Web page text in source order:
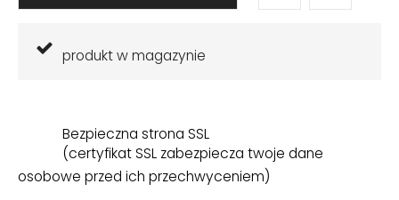
produkt w magazynie
Bezpieczna strona SSL
(certyfikat SSL zabezpiecza twoje dane
osobowe przed ich przechwyceniem)